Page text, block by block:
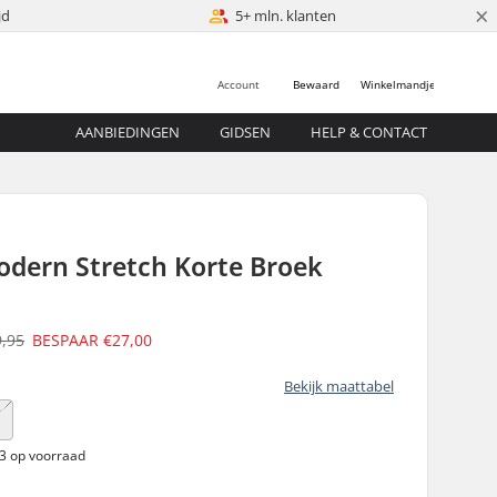
5+ mln. klanten ×
Winkelmandje
Bewaard
Account
AANBIEDINGEN GIDSEN HELP & CONTACT
Stretch Korte Broek
BESPAAR€27,00
Bekijk maattabel
op voorraad